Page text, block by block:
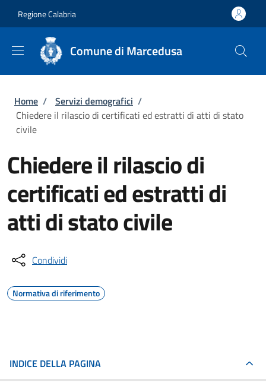
Regione Calabria
Comune di Marcedusa
Briciole di pane
Home / Servizi demografici /
Chiedere il rilascio di certificati ed estratti di atti di stato
civile
Chiedere il rilascio di
certificati ed estratti di
atti di stato civile
Condividi
Normativa di riferimento
INDICE DELLA PAGINA